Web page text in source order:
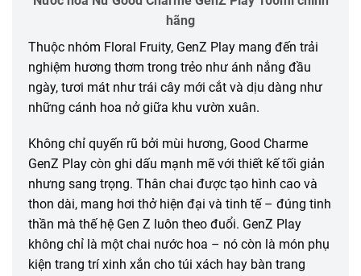
hãng
Thuộc nhóm Floral Fruity, GenZ Play mang đến trải
nghiệm hương thơm trong trẻo như ánh nắng đầu
ngày, tươi mát như trái cây mới cắt và dịu dàng như
những cánh hoa nở giữa khu vườn xuân.
Không chỉ quyến rũ bởi mùi hương, Good Charme
GenZ Play còn ghi dấu mạnh mẽ với thiết kế tối giản
nhưng sang trọng. Thân chai được tạo hình cao và
thon dài, mang hơi thở hiện đại và tinh tế – đúng tinh
thần mà thế hệ Gen Z luôn theo đuổi. GenZ Play
không chỉ là một chai nước hoa – nó còn là món phụ
kiện trang trí xinh xắn cho túi xách hay bàn trang